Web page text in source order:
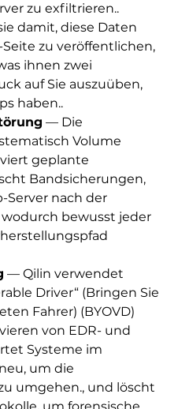
zu exfiltrieren..
damit, diese Daten
zu veröffentlichen,
ihnen zwei
auf Sie auszuüben,
haben..
— Die
Volume
geplante
Bandsicherungen,
Server nach der
bewusst jeder
— Qilin verwendet
Driver“ (Bringen Sie
Fahrer) (BYOVD)
von EDR- und
Systeme im
um die
umgehen., und löscht